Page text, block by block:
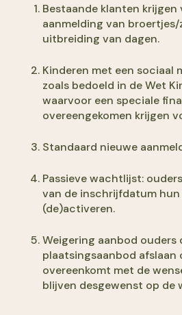
Bestaande klanten krijgen
aanmelding van
uitbreiding van dagen.
Kinderen met een sociaal
zoals bedoeld in de Wet
waarvoor een speciale
overeengekomen krijgen
Standaard nieuwe
Passieve wachtlijst:
van de inschrijfdatum hun
(de)activeren.
Weigering aanbod ouders
plaatsingsaanbod
overeenkomt met de
blijven desgewenst op de